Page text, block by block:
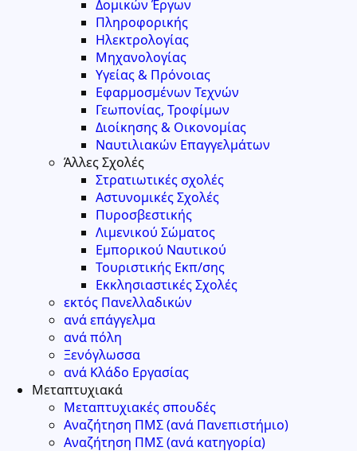
Δομικών Έργων
Πληροφορικής
Ηλεκτρολογίας
Μηχανολογίας
Υγείας & Πρόνοιας
Εφαρμοσμένων Τεχνών
Γεωπονίας, Τροφίμων
Διοίκησης & Οικονομίας
Ναυτιλιακών Επαγγελμάτων
Άλλες Σχολές
Στρατιωτικές σχολές
Αστυνομικές Σχολές
Πυροσβεστικής
Λιμενικού Σώματος
Εμπορικού Ναυτικού
Τουριστικής Εκπ/σης
Εκκλησιαστικές Σχολές
εκτός Πανελλαδικών
ανά επάγγελμα
ανά πόλη
Ξενόγλωσσα
ανά Κλάδο Εργασίας
Μεταπτυχιακά
Μεταπτυχιακές σπουδές
Αναζήτηση ΠΜΣ (ανά Πανεπιστήμιο)
Αναζήτηση ΠΜΣ (ανά κατηγορία)